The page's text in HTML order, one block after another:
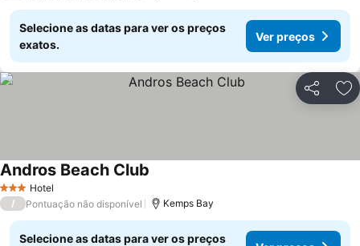
Selecione as datas para ver os preços
exatos.
Ver preços
Partilhar
3 EstrelasHotel
Andros Beach Club
/ Pontuação não disponível Kemps Bay
Selecione as datas para ver os preços